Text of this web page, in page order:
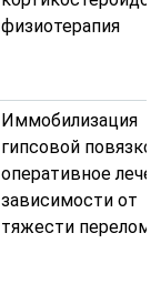
физиотерапия
Иммобилизация
гипсовой
оперативное
зависимости от
тяжести